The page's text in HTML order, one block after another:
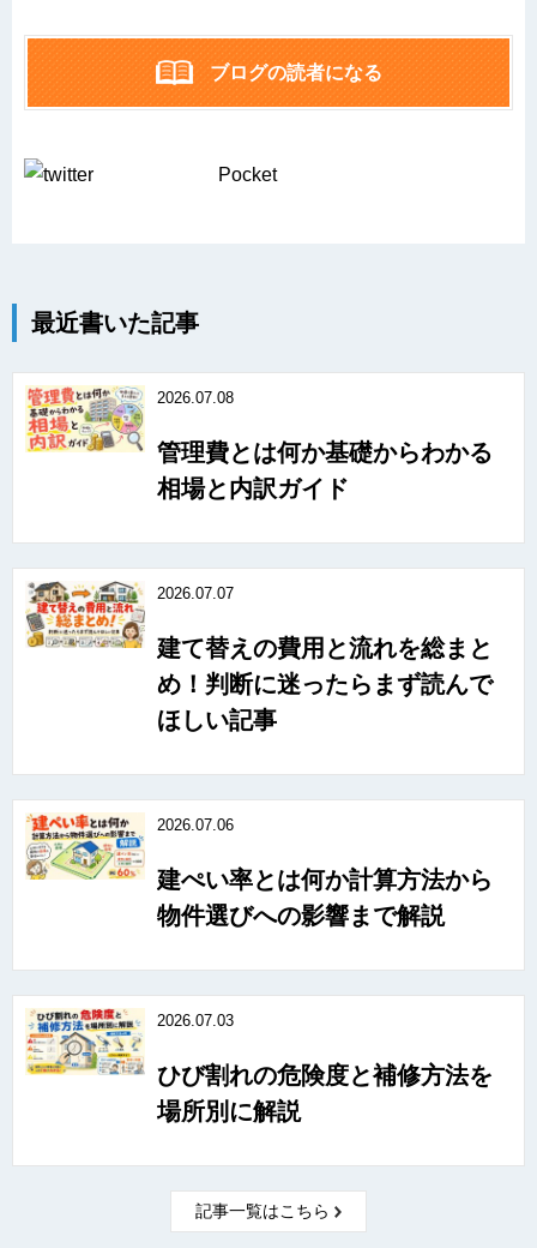
ブログの読者になる
Pocket
最近書いた記事
2026.07.08
管理費とは何か基礎からわかる
相場と内訳ガイド
2026.07.07
建て替えの費用と流れを総まと
め！判断に迷ったらまず読んで
ほしい記事
2026.07.06
建ぺい率とは何か計算方法から
物件選びへの影響まで解説
2026.07.03
ひび割れの危険度と補修方法を
場所別に解説
記事一覧はこちら